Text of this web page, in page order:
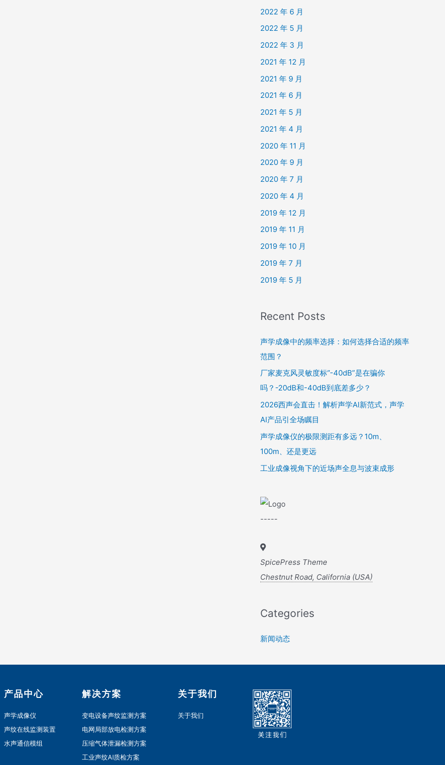
2022 年 6 月
2022 年 5 月
2022 年 3 月
2021 年 12 月
2021 年 9 月
2021 年 6 月
2021 年 5 月
2021 年 4 月
2020 年 11 月
2020 年 9 月
2020 年 7 月
2020 年 4 月
2019 年 12 月
2019 年 11 月
2019 年 10 月
2019 年 7 月
2019 年 5 月
Recent Posts
声学成像中的频率选择：如何选择合适的频率
范围？
厂家麦克风灵敏度标”-40dB”是在骗你
吗？-20dB和-40dB到底差多少？
2026西声会直击！解析声学AI新范式，声学
AI产品引全场瞩目
声学成像仪的极限测距有多远？10m、
100m、还是更远
工业成像视角下的近场声全息与波束成形
-----
SpicePress Theme
Chestnut Road, California (USA)
Categories
新闻动态
产品中心
声学成像仪
声纹在线监测装置
水声通信模组
解决方案
变电设备声纹监测方案
电网局部放电检测方案
压缩气体泄漏检测方案
工业声纹AI质检方案
关于我们
关于我们